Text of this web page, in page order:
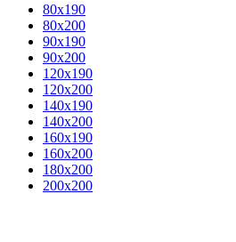
80x190
80х200
90х190
90х200
120х190
120х200
140х190
140х200
160х190
160х200
180х200
200х200